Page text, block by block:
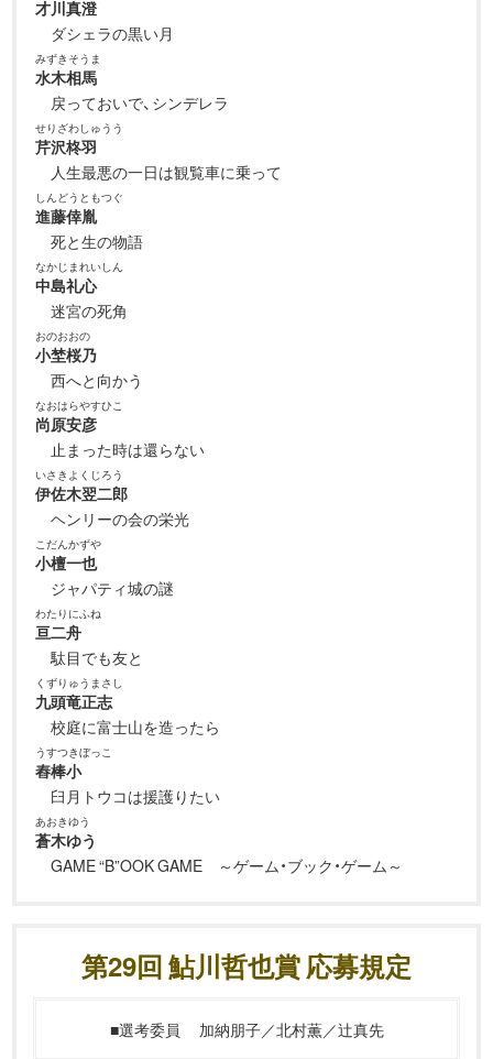
才川真澄
ダシェラの黒い月
水木相馬
みずきそうま
戻っておいで、シンデレラ
芹沢柊羽
せりざわしゅうう
人生最悪の一日は観覧車に乗って
進藤倖胤
しんどうともつぐ
死と生の物語
中島礼心
なかじまれいしん
迷宮の死角
小埜桜乃
おのおおの
西へと向かう
尚原安彦
なおはらやすひこ
止まった時は還らない
伊佐木翌二郎
いさきよくじろう
ヘンリーの会の栄光
小檀一也
こだんかずや
ジャパティ城の謎
亘二舟
わたりにふね
駄目でも友と
九頭竜正志
くずりゅうまさし
校庭に富士山を造ったら
舂棒小
うすつきぼっこ
臼月トウコは援護りたい
蒼木ゆう
あおきゆう
GAME “B”OOK GAME ～ゲーム・ブック・ゲーム～
第29回 鮎川哲也賞 応募規定
■選考委員 加納朋子／北村薫／辻真先